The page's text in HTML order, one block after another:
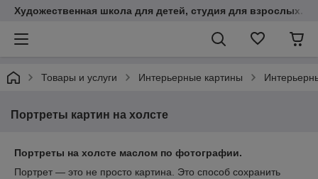
Художественная школа для детей, студия для взрослых.
Товары и услуги Интерьерные картины
Портреты картин на холсте
Портреты на холсте маслом по фотографии.
Портрет — это не просто картина. Это способ сохранить